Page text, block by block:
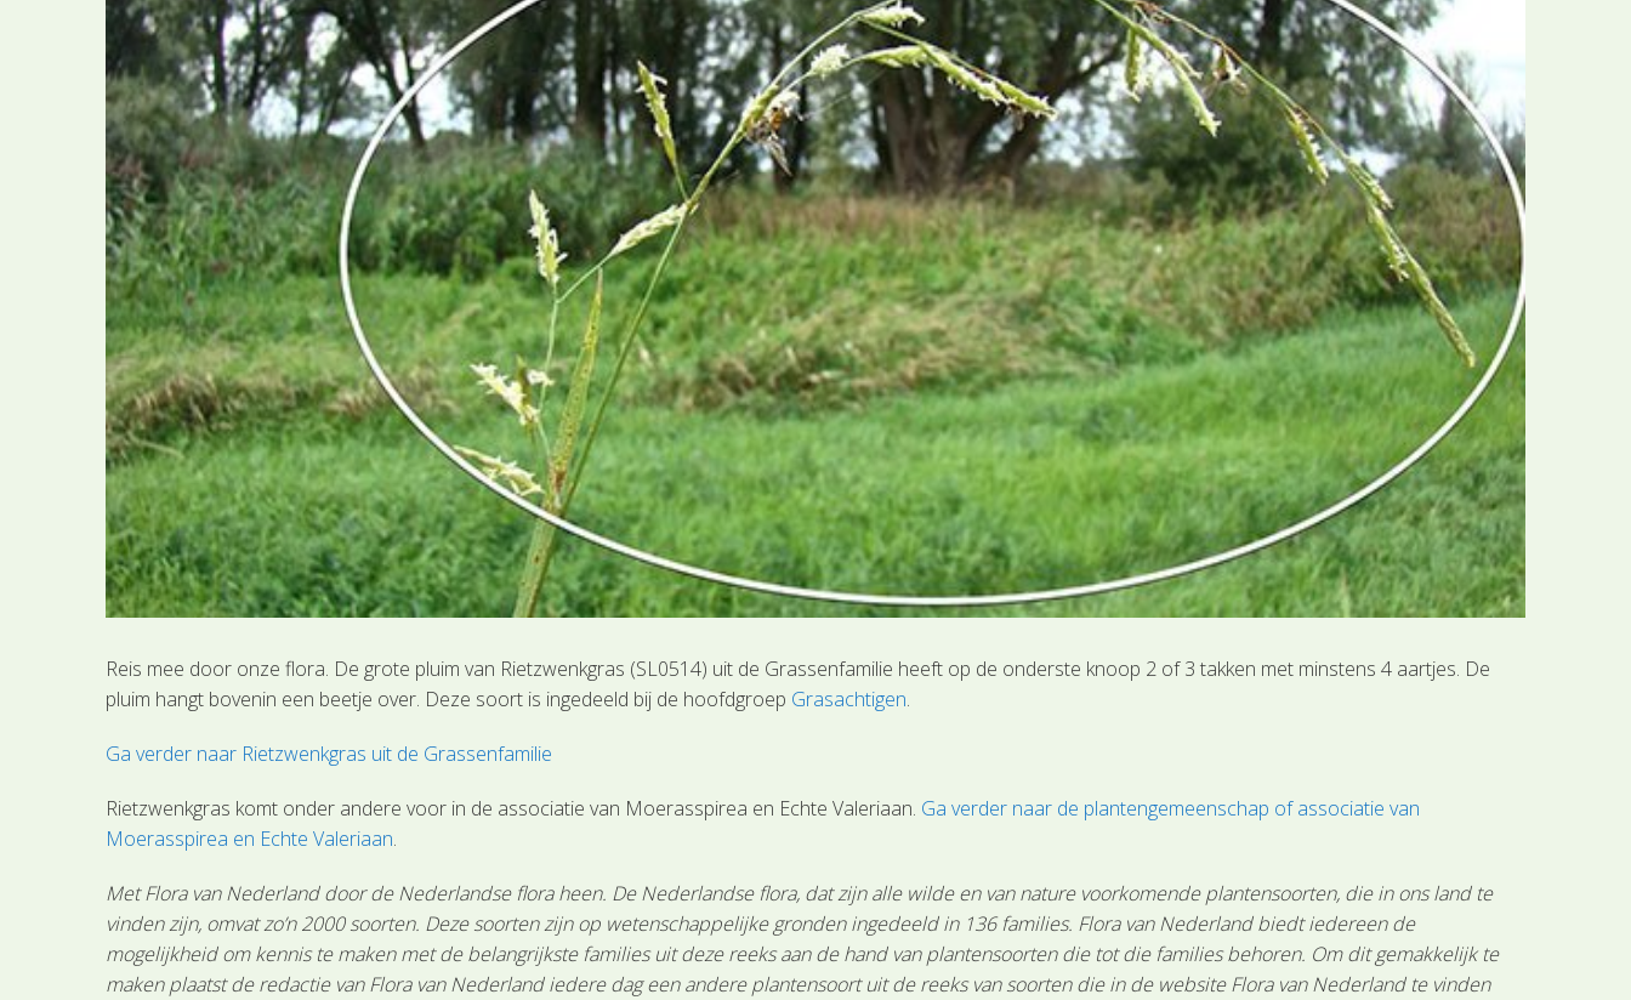
Reis mee door onze flora. De grote pluim van Rietzwenkgras (SL0514) uit de Grassenfamilie heeft op de onderste knoop 2 of 3 takken met minstens 4 aartjes. De
pluim hangt bovenin een beetje over. Deze soort is ingedeeld bij de hoofdgroep Grasachtigen.
Ga verder naar Rietzwenkgras uit de Grassenfamilie
Rietzwenkgras komt onder andere voor in de associatie van Moerasspirea en Echte Valeriaan. Ga verder naar de plantengemeenschap of associatie van
Moerasspirea en Echte Valeriaan.
Met Flora van Nederland door de Nederlandse flora heen. De Nederlandse flora, dat zijn alle wilde en van nature voorkomende plantensoorten, die in ons land te
vinden zijn, omvat zo’n 2000 soorten. Deze soorten zijn op wetenschappelijke gronden ingedeeld in 136 families. Flora van Nederland biedt iedereen de
mogelijkheid om kennis te maken met de belangrijkste families uit deze reeks aan de hand van plantensoorten die tot die families behoren. Om dit gemakkelijk te
maken plaatst de redactie van Flora van Nederland iedere dag een andere plantensoort uit de reeks van soorten die in de website Flora van Nederland te vinden